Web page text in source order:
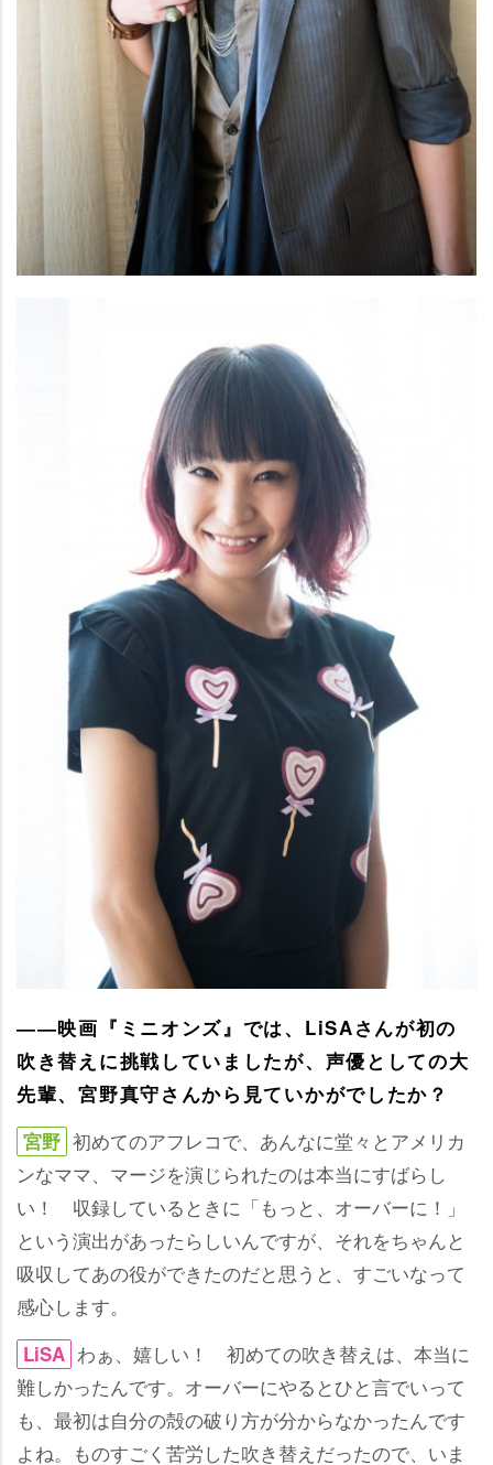
――映画『ミニオンズ』では、LiSAさんが初の
吹き替えに挑戦していましたが、声優としての大
先輩、宮野真守さんから見ていかがでしたか？
宮野 初めてのアフレコで、あんなに堂々とアメリカ
ンなママ、マージを演じられたのは本当にすばらし
い！ 収録しているときに「もっと、オーバーに！」
という演出があったらしいんですが、それをちゃんと
吸収してあの役ができたのだと思うと、すごいなって
感心します。
LiSA わぁ、嬉しい！ 初めての吹き替えは、本当に
難しかったんです。オーバーにやるとひと言でいって
も、最初は自分の殻の破り方が分からなかったんです
よね。ものすごく苦労した吹き替えだったので、いま